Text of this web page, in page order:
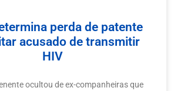
perda de patente
acusado de transmitir
HIV
ocultou de ex-companheiras que